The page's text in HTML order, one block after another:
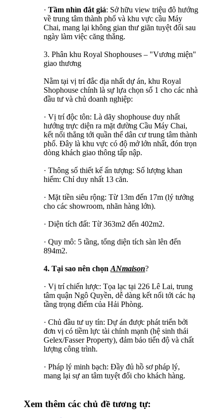
· Tầm nhìn đắt giá: Sở hữu view triệu đô hướng
về trung tâm thành phố và khu vực cầu Máy
Chai, mang lại không gian thư giãn tuyệt đối sau
ngày làm việc căng thẳng.
3. Phân khu Royal Shophouses – "Vương miện"
giao thương
Nằm tại vị trí đắc địa nhất dự án, khu Royal
Shophouse chính là sự lựa chọn số 1 cho các nhà
đầu tư và chủ doanh nghiệp:
· Vị trí độc tôn: Là dãy shophouse duy nhất
hướng trực diện ra mặt đường Cầu Máy Chai,
kết nối thẳng tới quần thể dân cư trung tâm thành
phố. Đây là khu vực có độ mở lớn nhất, đón trọn
dòng khách giao thông tấp nập.
· Thông số thiết kế ấn tượng: Số lượng khan
hiếm: Chỉ duy nhất 13 căn.
· Mặt tiền siêu rộng: Từ 13m đến 17m (lý tưởng
cho các showroom, nhãn hàng lớn).
· Diện tích đất: Từ 363m2 đến 402m2.
· Quy mô: 5 tầng, tổng diện tích sàn lên đến
894m2.
4. Tại sao nên chọn ANmaison?
· Vị trí chiến lược: Tọa lạc tại 226 Lê Lai, trung
tâm quận Ngô Quyền, dễ dàng kết nối tới các hạ
tầng trọng điểm của Hải Phòng.
· Chủ đầu tư uy tín: Dự án được phát triển bởi
đơn vị có tiềm lực tài chính mạnh (hệ sinh thái
Gelex/Fasser Property), đảm bảo tiến độ và chất
lượng công trình.
· Pháp lý minh bạch: Đầy đủ hồ sơ pháp lý,
mang lại sự an tâm tuyệt đối cho khách hàng.
Xem thêm các chủ đề tương tự: